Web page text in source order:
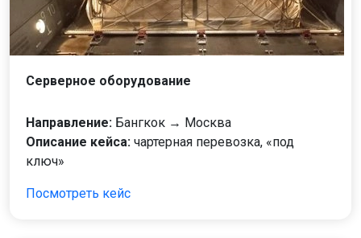
Серверное оборудование
Направление: Бангкок → Москва
Описание кейса: чартерная перевозка, «под
ключ»
Посмотреть кейс